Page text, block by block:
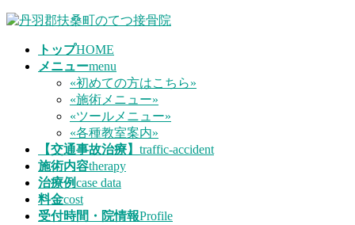
コ
ナ
トップHOME
メニューmenu
«初めての方はこちら»
«施術メニュー»
«ツールメニュー»
«各種教室案内»
【交通事故治療】 traffic-accident
施術内容therapy
治療例case data
料金cost
受付時間・院情報Profile